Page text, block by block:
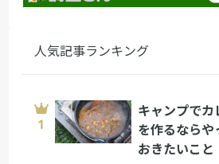
人気記事ランキング
キャンプでカ
を作るならや
おきたいこと